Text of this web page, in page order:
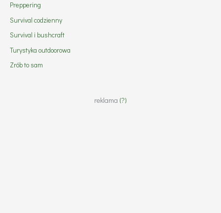
Preppering
Survival codzienny
Survival i bushcraft
Turystyka outdoorowa
Zrób to sam
reklama (?)